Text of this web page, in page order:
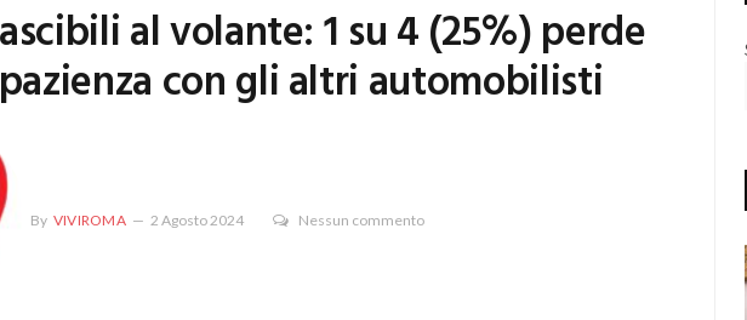
al volante: 1 su 4 (25%) perde
con gli altri automobilisti
By VIVIROMA 2 Agosto 2024 Nessun commento